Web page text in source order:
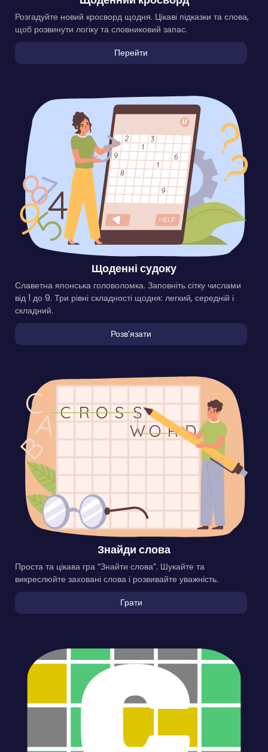
Розгадуйте новий кросворд щодня. Цікаві підказки та слова,
щоб розвинути логіку та словниковий запас.
Перейти
Щоденні судоку
Славетна японська головоломка. Заповніть сітку числами
від 1 до 9. Три рівні складності щодня: легкий, середній і
складний.
Розвʼязати
Знайди слова
Проста та цікава гра “Знайти слова”. Шукайте та
викреслюйте заховані слова і розвивайте уважність.
Грати